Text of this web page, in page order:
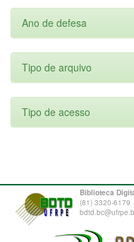
Ano de defesa
Tipo de arquivo
Tipo de acesso
Biblioteca
(81) 3320-6179